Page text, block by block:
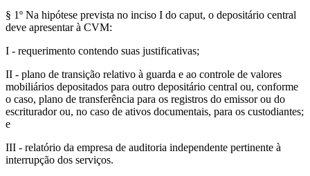
§ 1º Na hipótese prevista no inciso I do caput, o depositário central
deve apresentar à CVM:
I - requerimento contendo suas justificativas;
II - plano de transição relativo à guarda e ao controle de valores
mobiliários depositados para outro depositário central ou, conforme
o caso, plano de transferência para os registros do emissor ou do
escriturador ou, no caso de ativos documentais, para os custodiantes;
e
III - relatório da empresa de auditoria independente pertinente à
interrupção dos serviços.